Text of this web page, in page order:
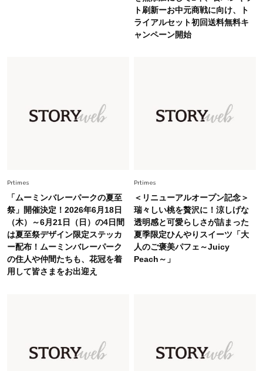
オシャレ40代の【ワンピ＆オールインワン】最
旬着こなし3選。地味見え回避のコツは「バッグ
やぐ【甘め黒アイテム】3選
Fashion 2026.7.25
26年夏は「小ぶり」が大流行中！人と被らない
【最旬かごバッグ】6選
Fashion
2026.7.27
どんな顔タイプにも合う！40代にカジュアルす
ト刷新ーお中元商戦に向け、ト
ライアルセット初回送料無料キ
ャンペーン開始
Prtimes
「ムーミンバレーパークの夏至
祭」開催決定！2026年6月18日
（木）～6月21日（日）の4日間
は夏至祭デザイン限定ステッカ
ー配布！ムーミンバレーパーク
の住人や仲間たちも、花冠を着
用して皆さまをお出迎え
Prtimes
＜リニューアルオープン記念＞
瑞々しい桃を贅沢に！涼しげな
透明感と可愛らしさが詰まった
夏季限定ひんやりスイーツ「大
人のご褒美パフェ～Juicy
Peach～」